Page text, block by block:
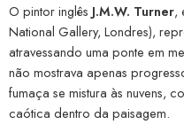
O pintor inglês J.M.W. Turner,
National Gallery, Londres),
atravessando uma ponte em
não mostrava apenas
fumaça se mistura às nuvens,
caótica dentro da paisagem.